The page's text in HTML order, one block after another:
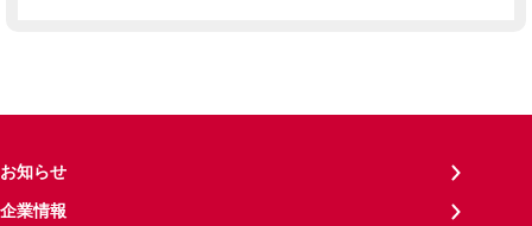
お知らせ
企業情報